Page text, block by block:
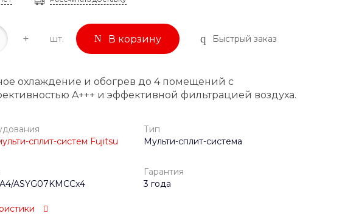
+ шт. В корзину Быстрый заказ
охлаждение и обогрев до 4 помещений с
A+++ и эффективной фильтрацией воздуха.
сплит-систем Fujitsu
Тип
Мульти-сплит-система
ASYG07KMCCx4
Гарантия
3 года